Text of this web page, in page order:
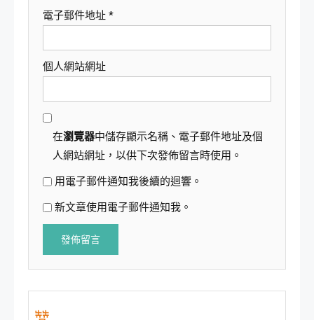
電子郵件地址 *
個人網站網址
在瀏覽器中儲存顯示名稱、電子郵件地址及個
人網站網址，以供下次發佈留言時使用。
用電子郵件通知我後續的迴響。
新文章使用電子郵件通知我。